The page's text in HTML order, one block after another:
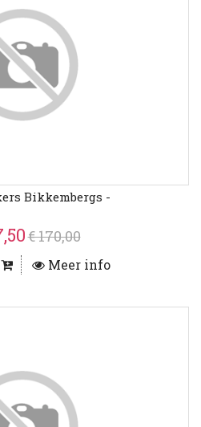
Bikkembergs -
€ 170,00
Meer info